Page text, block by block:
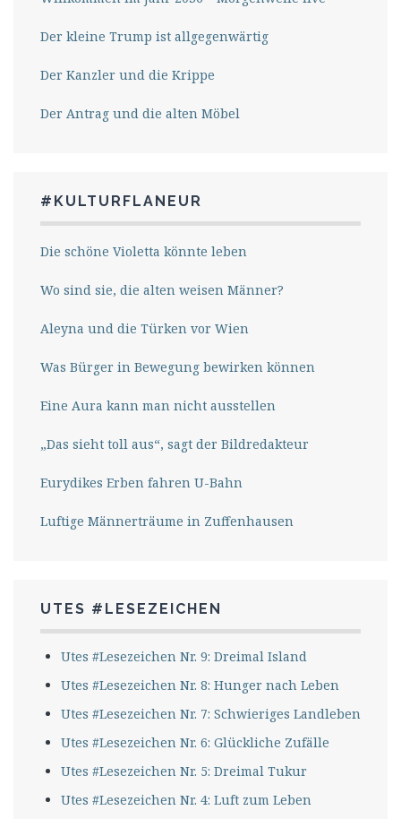
Der kleine Trump ist allgegenwärtig
Der Kanzler und die Krippe
Der Antrag und die alten Möbel
#KULTURFLANEUR
Die schöne Violetta könnte leben
Wo sind sie, die alten weisen Männer?
Aleyna und die Türken vor Wien
Was Bürger in Bewegung bewirken können
Eine Aura kann man nicht ausstellen
„Das sieht toll aus“, sagt der Bildredakteur
Eurydikes Erben fahren U-Bahn
Luftige Männerträume in Zuffenhausen
UTES #LESEZEICHEN
Utes #Lesezeichen Nr. 9: Dreimal Island
Utes #Lesezeichen Nr. 8: Hunger nach Leben
Utes #Lesezeichen Nr. 7: Schwieriges Landleben
Utes #Lesezeichen Nr. 6: Glückliche Zufälle
Utes #Lesezeichen Nr. 5: Dreimal Tukur
Utes #Lesezeichen Nr. 4: Luft zum Leben